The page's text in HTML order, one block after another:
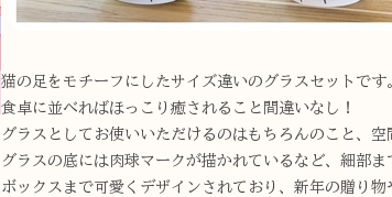
猫の足をモチーフにしたサイズ違いのグラスセットです
食卓に並べればほっこり癒されること間違いなし！
グラスとしてお使いいただけるのはもちろんのこと、
グラスの底には肉球マークが描かれているなど、細部
ボックスまで可愛くデザインされており、新年の贈り